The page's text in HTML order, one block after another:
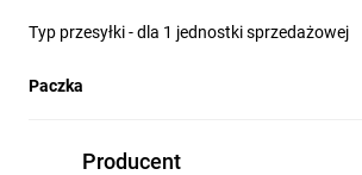
Typ przesyłki - dla 1 jednostki sprzedażowej
Paczka
Producent